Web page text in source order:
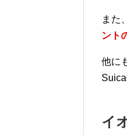
また、
ント
他に
イ